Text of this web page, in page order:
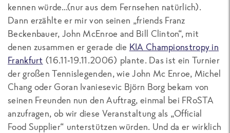
kennen würde…(nur aus dem Fernsehen natürlich).
Dann erzählte er mir von seinen „friends Franz
Beckenbauer, John McEnroe and Bill Clinton“, mit
denen zusammen er gerade die KIA Championstropy in
Frankfurt (16.11-19.11.2006) plante. Das ist ein Turnier
der großen Tennislegenden, wie John Mc Enroe, Michel
Chang oder Goran Ivaniesevic Björn Borg bekam von
seinen Freunden nun den Auftrag, einmal bei FRoSTA
anzufragen, ob wir diese Veranstaltung als „Official
Food Supplier“ unterstützen würden. Und da er wirklich